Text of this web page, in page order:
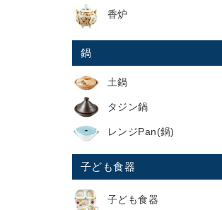
香炉
鍋
土鍋
タジン鍋
レンジPan(鍋)
子ども食器
子ども食器